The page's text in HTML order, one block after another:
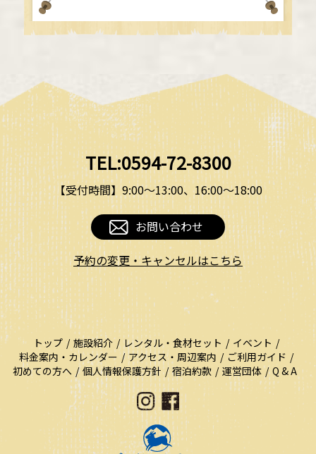
TEL:0594-72-8300
【受付時間】9:00〜13:00、16:00〜18:00
お問い合わせ
予約の変更・キャンセルはこちら
トップ 施設紹介 レンタル・食材セット
イベント
料金案内・カレンダー
アクセス・周辺案内
ご利用ガイド
初めての方へ
個人情報保護方針 宿泊約款 運営団体 Q & A